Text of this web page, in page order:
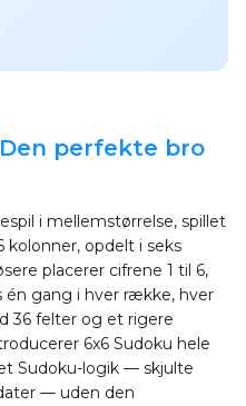
perfekte bro
i mellemstørrelse, spillet
opdelt i seks
placerer cifrene 1 til 6,
gang i hver række, hver
36 felter og et rigere
6x6 Sudoku hele
Sudoku-logik — skjulte
— uden den